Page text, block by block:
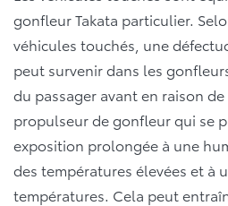
gonfleur Takata particulier.
véhicules touchés, une
peut survenir dans les
du passager avant en raison
propulseur de gonfleur qui se
exposition prolongée à une
des températures élevées et à
températures. Cela peut